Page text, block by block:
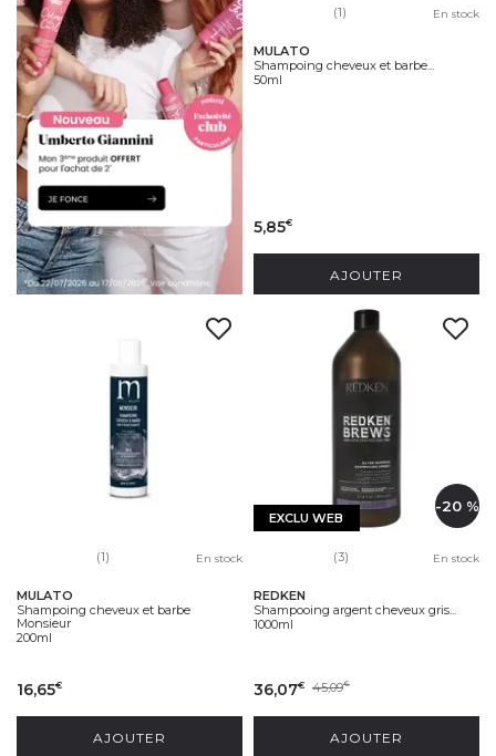
(1) En stock
MULATO
Shampoing cheveux et barbe...
50ml
5,85€
AJOUTER
(1) En stock
MULATO
Shampoing cheveux et barbe
Monsieur
200ml
16,65€
AJOUTER
EXCLU WEB
-20 %
(3) En stock
REDKEN
Shampooing argent cheveux gris...
1000ml
36,07€ 45,09€
AJOUTER